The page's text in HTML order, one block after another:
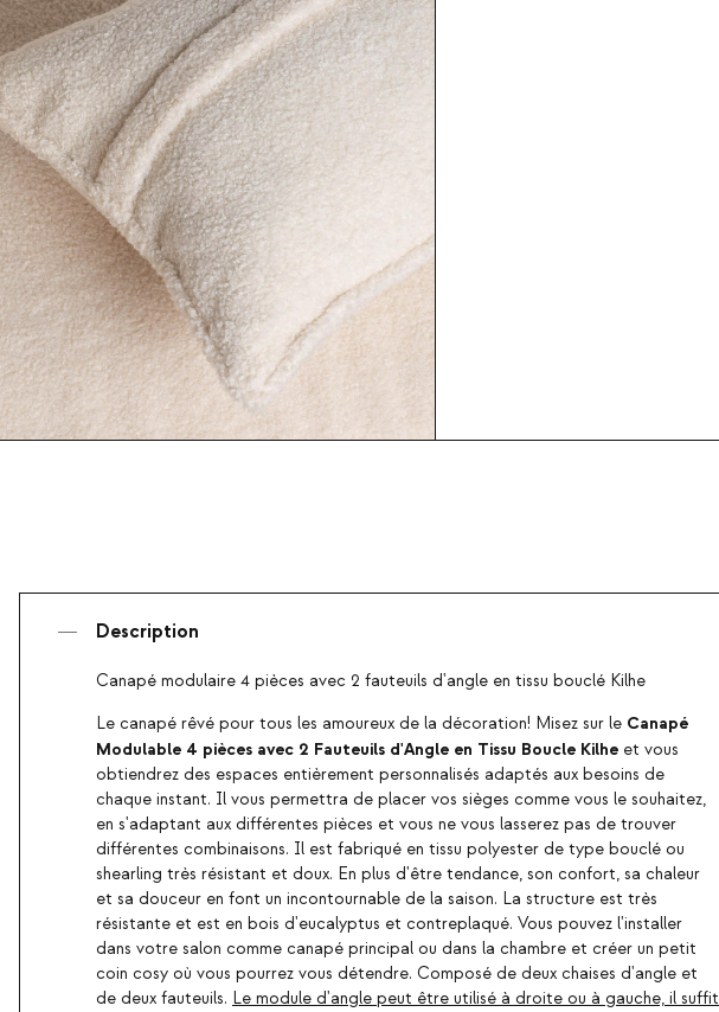
Description
Canapé modulaire 4 pièces avec 2 fauteuils d'angle en tissu bouclé Kilhe
Le canapé rêvé pour tous les amoureux de la décoration! Misez sur le Canapé
Modulable 4 pièces avec 2 Fauteuils d'Angle en Tissu Boucle Kilhe et vous
obtiendrez des espaces entièrement personnalisés adaptés aux besoins de
chaque instant. Il vous permettra de placer vos sièges comme vous le souhaitez,
en s'adaptant aux différentes pièces et vous ne vous lasserez pas de trouver
différentes combinaisons. Il est fabriqué en tissu polyester de type bouclé ou
shearling très résistant et doux. En plus d'être tendance, son confort, sa chaleur
et sa douceur en font un incontournable de la saison. La structure est très
résistante et est en bois d'eucalyptus et contreplaqué. Vous pouvez l'installer
dans votre salon comme canapé principal ou dans la chambre et créer un petit
coin cosy où vous pourrez vous détendre. Composé de deux chaises d'angle et
de deux fauteuils. Le module d'angle peut être utilisé à droite ou à gauche, il suffit